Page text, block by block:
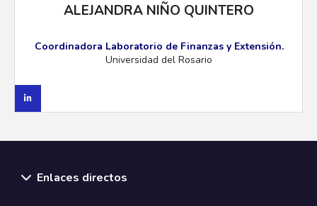
ALEJANDRA NIÑO QUINTERO
Coordinadora Laboratorio de Finanzas y Extensión.
Universidad del Rosario
Enlaces directos